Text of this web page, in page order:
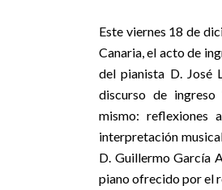
Este viernes 18 de
Canaria, el actode
del pianista D. José
discurso de
mismo: reflexiones
interpretación
D. Guillermo García
piano ofrecido por el